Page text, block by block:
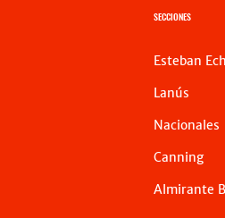
SECCIONES
Esteban
Lanús
Nacionales
Canning
Almirante